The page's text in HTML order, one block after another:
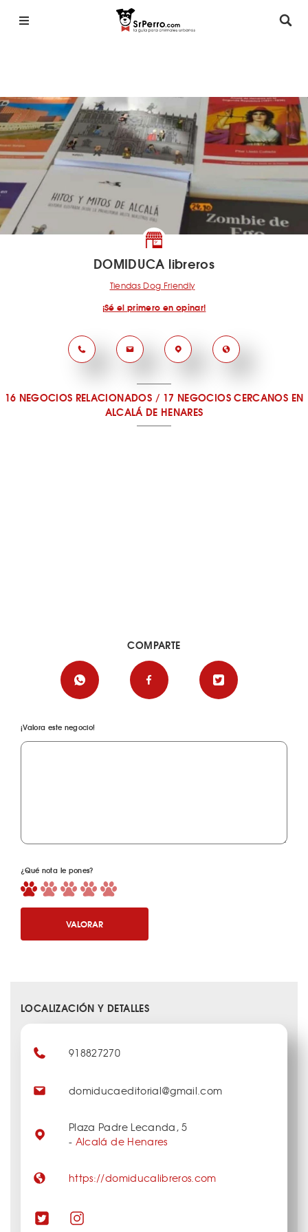
DOMIDUCA libreros
Tiendas Dog Friendly
¡Sé el primero en opinar!
16 NEGOCIOS RELACIONADOS/ 17 NEGOCIOS CERCANOS EN
ALCALÁ DE HENARES
¡Valora este negocio!
¿Qué nota le pones?
VALORAR
COMPARTE
LOCALIZACIÓN Y DETALLES
918827270
domiducaeditorial@gmail.com
Plaza Padre Lecanda, 5
- Alcalá de Henares
https://domiducalibreros.com